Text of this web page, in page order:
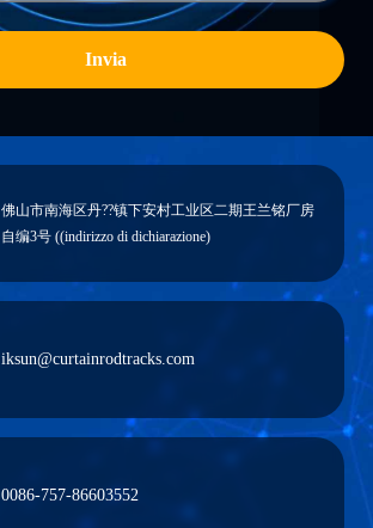
Invia
佛山市南海区丹??镇下安村工业区二期王兰铭厂房
自编3号 ((indirizzo di dichiarazione)
iksun@curtainrodtracks.com
0086-757-86603552